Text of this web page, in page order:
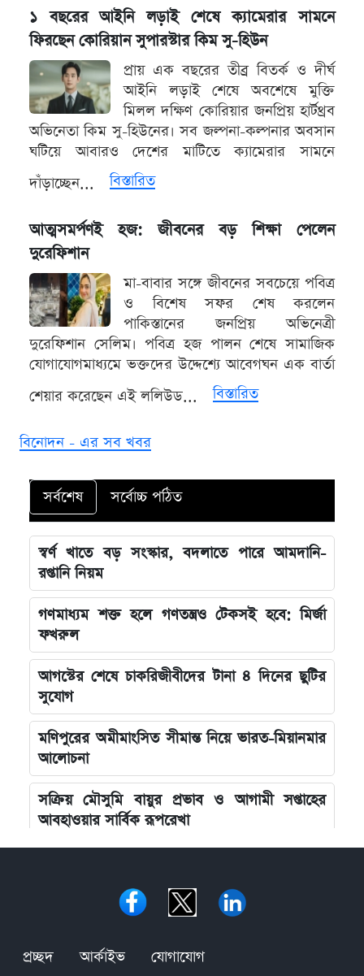
১ বছরের আইনি লড়াই শেষে ক্যামেরার সামনে
ফিরছেন কোরিয়ান সুপারস্টার কিম সু-হিউন
প্রায় এক বছরের তীব্র বিতর্ক ও দীর্ঘ
আইনি লড়াই শেষে অবশেষে মুক্তি
মিলল দক্ষিণ কোরিয়ার জনপ্রিয় হার্টথ্রব
অভিনেতা কিম সু-হিউনের। সব জল্পনা-কল্পনার অবসান
ঘটিয়ে আবারও দেশের মাটিতে ক্যামেরার সামনে
দাঁড়াচ্ছেন...
বিস্তারিত
আত্মসমর্পণই হজ: জীবনের বড় শিক্ষা পেলেন
দুরেফিশান
মা-বাবার সঙ্গে জীবনের সবচেয়ে পবিত্র
ও বিশেষ সফর শেষ করলেন
পাকিস্তানের জনপ্রিয় অভিনেত্রী
দুরেফিশান সেলিম। পবিত্র হজ পালন শেষে সামাজিক
যোগাযোগমাধ্যমে ভক্তদের উদ্দেশ্যে আবেগঘন এক বার্তা
শেয়ার করেছেন এই ললিউড...
বিস্তারিত
বিনোদন - এর সব খবর
সর্বশেষ সর্বোচ্চ পঠিত
স্বর্ণ খাতে বড় সংস্কার, বদলাতে পারে আমদানি-
রপ্তানি নিয়ম
গণমাধ্যম শক্ত হলে গণতন্ত্রও টেকসই হবে: মির্জা
ফখরুল
আগস্টের শেষে চাকরিজীবীদের টানা ৪ দিনের ছুটির
সুযোগ
মণিপুরের অমীমাংসিত সীমান্ত নিয়ে ভারত-মিয়ানমার
আলোচনা
সক্রিয় মৌসুমি বায়ুর প্রভাব ও আগামী সপ্তাহের
আবহাওয়ার সার্বিক রূপরেখা
দেশের নিরাপত্তা ব্যবস্থাপনায় আসছে বড় পরিবর্তন,
নতুন আইনের রূপরেখা প্রকাশ
প্রচ্ছদ আর্কাইভ যোগাযোগ